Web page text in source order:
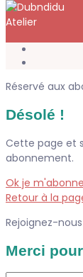
Réservé aux
Désolé !
Cette page et
abonnement.
Ok je
Retour à la
Rejoignez-
Merci